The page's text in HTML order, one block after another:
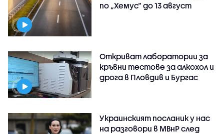
по „Хемус“ до 13 август
Откриват лаборатории за
кръвни тестове за алкохол и
дрога в Пловдив и Бургас
Украинският посланик у нас
на разговори в МВнР след